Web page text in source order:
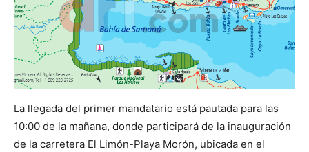
La llegada del primer mandatario está pautada para las
10:00 de la mañana, donde participará de la inauguración
de la carretera El Limón-Playa Morón, ubicada en el